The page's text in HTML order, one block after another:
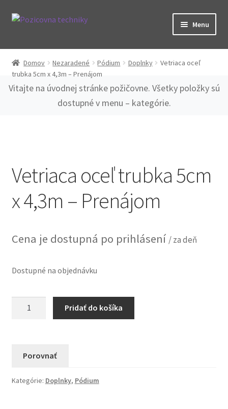
Preskočiť
Preskočiť
Menu
Kategórie
O nás
Domov Nezaradené Pódium Doplnky
Vetriaca oceľ
trubka 5cm x 4,3m – Prenájom
Vitajte na úvodnej stránke požičovne. Všetky položky sú
dostupné v menu – kategórie.
Vetriaca oceľ trubka 5cm
x 4,3m – Prenájom
Cena je dostupná po prihlásení / za deň
Dostupné na objednávku
5cm
4,3m
Pridať do košíka
Porovnať
Kategórie: Doplnky, Pódium